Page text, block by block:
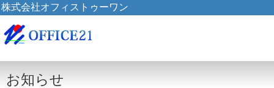
株式会社オフィストゥーワン
お知らせ